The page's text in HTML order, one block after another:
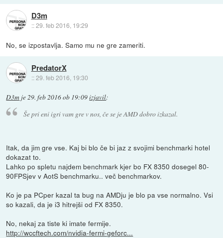
D3m
::29. feb 2016, 19:29
No, se izpostavlja. Samo mu ne gre zameriti.
PredatorX
::29. feb 2016, 19:30
D3m je29. feb 2016 ob 19:09izjavil:
Še pri eni igri vam gre v nos, če se je AMD dobro izkazal.
Itak, da jim gre vse. Kaj bi blo če bi jaz z svojimi benchmarki hotel
dokazat to.
Lahko po spletu najdem benchmark kjer bo FX 8350 dosegel 80-
90FPSjev v AotS benchmarku.. več benchmarkov.
Ko je pa PCper kazal ta bug na AMDju je blo pa vse normalno. Vsi
so kazali, da je i3 hitrejši od FX 8350.
No, nekaj za tiste ki imate fermije.
http://wccftech.com/nvidia-fermi-geforc...